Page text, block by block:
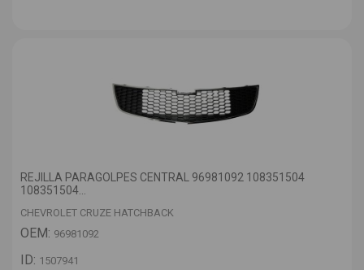
REJILLA PARAGOLPES CENTRAL 96981092 108351504
108351504...
CHEVROLET CRUZE HATCHBACK
OEM: 96981092
ID: 1507941